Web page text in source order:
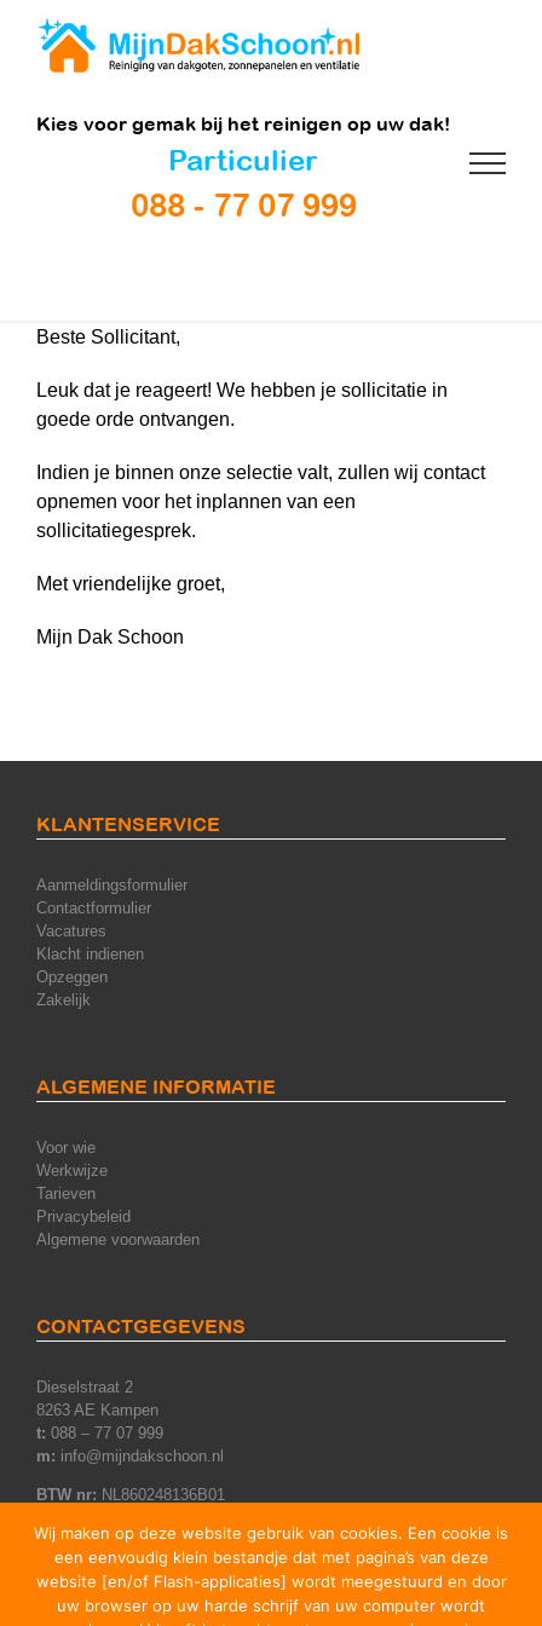
inhoud
Kies voor gemak bij het reinigen op uw dak!
Particulier
088 - 77 07 999
Beste Sollicitant,
Leuk dat je reageert! We hebben je sollicitatie in
goede orde ontvangen.
Indien je binnen onze selectie valt, zullen wij contact
opnemen voor het inplannen van een
sollicitatiegesprek.
Met vriendelijke groet,
Mijn Dak Schoon
KLANTENSERVICE
Aanmeldingsformulier
Contactformulier
Vacatures
Klacht indienen
Opzeggen
Zakelijk
ALGEMENE INFORMATIE
Voor wie
Werkwijze
Tarieven
Privacybeleid
Algemene voorwaarden
CONTACTGEGEVENS
Dieselstraat 2
8263 AE Kampen
t: 088 – 77 07 999
m: info@mijndakschoon.nl
BTW nr: NL860248136B01
REVIEWS & SOCIALS
Wij maken op deze website gebruik van cookies. Een cookie is
een eenvoudig klein bestandje dat met pagina’s van deze
website [en/of Flash-applicaties] wordt meegestuurd en door
uw browser op uw harde schrijf van uw computer wordt